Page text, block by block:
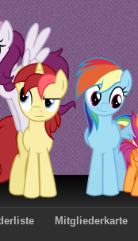
Mitgliederkarte